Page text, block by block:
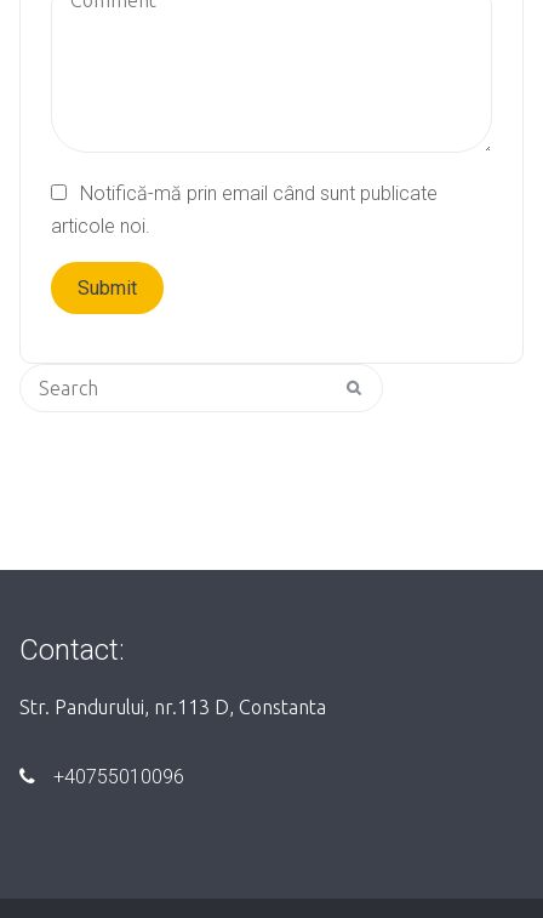
Notifică-mă prin email când sunt publicate
articole noi.
Search
Contact:
Str. Pandurului, nr.113 D, Constanta
+40755010096